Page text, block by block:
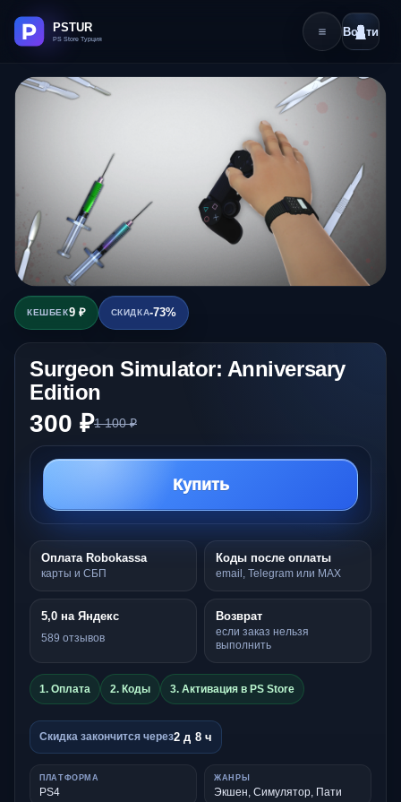
Войти
КЕШБЕК9 ₽ СКИДКА-73%
Surgeon Simulator: Anniversary
Edition
300 ₽1 100 ₽
Купить
Оплата Robokassa
карты и СБП
Коды после оплаты
email, Telegram или MAX
5,0 на Яндекс
589 отзывов
Возврат
если заказ нельзя
выполнить
1. Оплата 2. Коды 3. Активация в PS Store
Скидка закончится через2 д 8 ч
ПЛАТФОРМА
PS4
ЖАНРЫ
Экшен, Симулятор, Пати